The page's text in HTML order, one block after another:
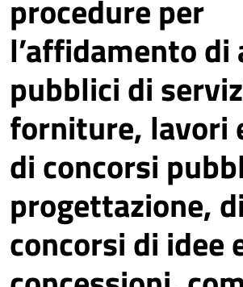
procedure per
l’affidamento
pubblici di
forniture, lavori
di concorsi
progettazione, di
concorsi di idee